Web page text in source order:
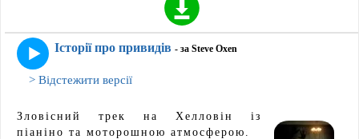
Історії про привидів - за Steve Oxen
> Відстежити версії
Зловісний трек на Хелловін із
піаніно та моторошною атмосферою.